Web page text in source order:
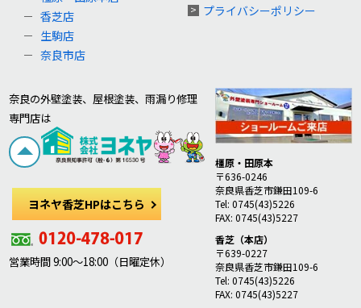
香芝店
生駒店
奈良市店
プライバシーポリシー
奈良の外壁塗装、屋根塗装、雨漏り修理
専門店は
ヨネヤ香芝HPはこちら
営業時間 9:00～18:00（日曜定休）
橿原・田原本
〒636-0246
奈良県香芝市鎌田109-6
Tel: 0745(43)5226
FAX: 0745(43)5227
香芝（本店）
〒639-0227
奈良県香芝市鎌田109-6
Tel: 0745(43)5226
FAX: 0745(43)5227